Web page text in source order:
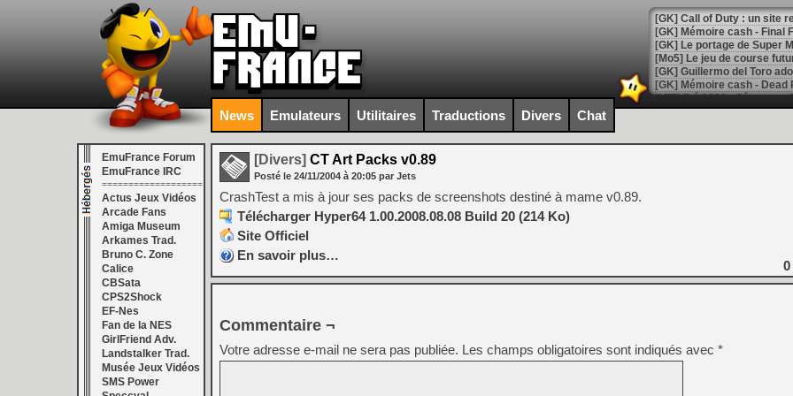
[GK] Le portage de Super
[Mo5] Le jeu de course
[GK] Guillermo del Toro
[LTF] Eté 2026 - Séquence
[GK] Mistfall Hunter :
[GK] Wo Long 2 évolue
[GK] Crossfire : un TPS à
[LS] [PS5] Premiers
[Mo5] DOOM arrive en
[GK] Bethesda fête les 30
[GK] Roblox : l'action en
[GK] Agenda - GeForce
[GK] Devolver Digital en a
[LS] [PS5] ps5-y2jb-
News Emulateurs Utilitaires Traductions Divers Chat
EmuFrance Forum
EmuFrance IRC
===================
Actus Jeux Vidéos
Arcade Fans
Amiga Museum
Arkames Trad.
Bruno C. Zone
Calice
CBSata
CPS2Shock
EF-Nes
Fan de la NES
GirlFriend Adv.
Landstalker Trad.
Musée Jeux Vidéos
SMS Power
[Divers] CT Art Packs v0.89
Posté le 24/11/2004 à 20:05 par Jets
CrashTest a mis à jour ses packs de screenshots destiné à mame v0.89.
Télécharger Hyper64 1.00.2008.08.08 Build 20 (214 Ko)
Site Officiel
En savoir plus…
0
Commentaire ¬
Votre adresse e-mail ne sera pas publiée. Les champs obligatoires sont indiqués avec *